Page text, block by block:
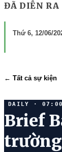
ĐÃ DIỄN RA
Thứ 6, 12/06/
← Tất cả sự kiện
DAILY · 07:00
Brief
trường